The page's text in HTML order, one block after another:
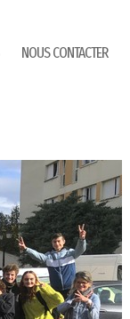
NOUS CONTACTER